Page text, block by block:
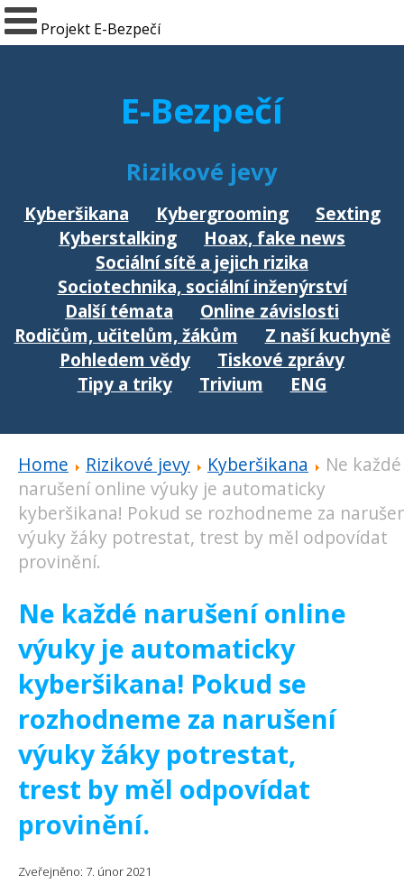
Projekt E-Bezpečí
E-Bezpečí
Rizikové jevy
Kyberšikana Kybergrooming
Sexting
Kyberstalking
Hoax, fake news
Sociální sítě a jejich rizika
Sociotechnika, sociální inženýrství
Další témata
Online závislosti
Rodičům, učitelům, žákům
Z naší kuchyně
Pohledem vědy
Tiskové zprávy
Tipy a triky
Trivium ENG
Home Rizikové jevy Kyberšikana
Ne každé
narušení online výuky je automaticky
kyberšikana! Pokud se rozhodneme za
výuky žáky potrestat, trest by měl odpovídat
provinění.
Ne každé narušení online
výuky je automaticky
kyberšikana! Pokud se
rozhodneme za narušení
výuky žáky potrestat,
trest by měl odpovídat
provinění.
Zveřejněno: 7. únor 2021